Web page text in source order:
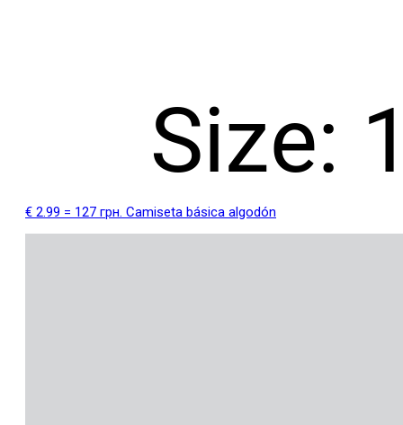
€ 2.99 = 127 грн. Camiseta básica algodón